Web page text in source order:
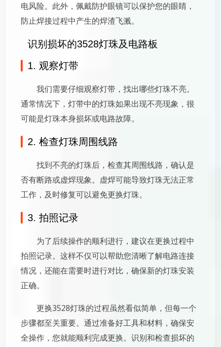
电风险。此外，佩戴防护眼镜可以保护您的眼睛，
防止焊接过程中产生的焊渣飞溅。
识别损坏的3528灯珠及电路板
1. 观察灯带
我们需要仔细观察灯带，找出哪些灯珠不亮。
通常情况下，灯带中的灯珠如果出现不亮现象，很
可能是灯珠本身损坏或电路故障。
2. 检查灯珠周围线路
找到不亮的灯珠后，检查其周围线路，确认是
否有断路或虚焊现象。虚焊可能导致灯珠无法正常
工作，及时修复可以避免更换灯珠。
3. 拍照记录
为了后续操作的顺利进行，建议在更换过程中
拍照记录。这样不仅可以帮助您清晰了解电路连接
情况，还能在需要时进行对比，确保新的灯珠安装
正确。
更换3528灯珠的过程虽然看似简单，但每一个
步骤都至关重要。通过准备好工具和材料，确保安
全操作，您就能顺利完成更换。识别和检查损坏的